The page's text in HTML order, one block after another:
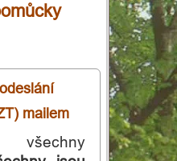
mailem